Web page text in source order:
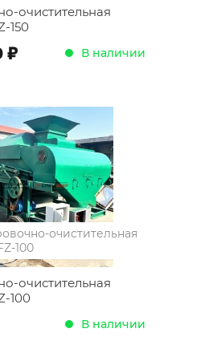
очистительная
150
; В наличии
очистительная
100
очистительная
100
В наличии